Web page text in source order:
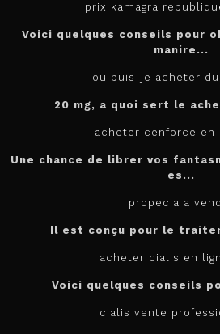
prix kamagra
Voici quelques conseils pour
manire...
ou puis-je acheter du
20 mg, a quoi sert le
acheter cenforce en
Une chance de librer vos
es...
propecia a
Il est conçu pour le
acheter cialis en
Voici quelques conseils
cialis vente